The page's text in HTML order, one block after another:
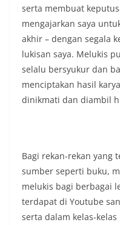
serta membuat
mengajarkan saya
akhir – dengan segala
lukisan saya. Melukis
selalu bersyukur dan
menciptakan hasil
dinikmati dan diambil
Bagi rekan-rekan yang
sumber seperti buku,
melukis bagi berbagai
terdapat di Youtube
serta dalam kelas-kelas